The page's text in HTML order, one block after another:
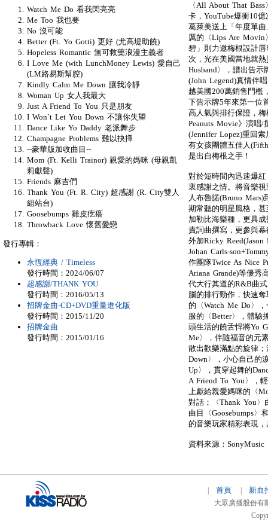
〈All About That
卡，YouTube爆衝10
葛萊美送上「年度單
厲的〈Lips Are Movin
碧」則力邀梅根設計
次，光在美國當地就
Husband〉，譜出告
(John Legend)真情伴
越美國200萬銷售門檻
下告示牌5年來第一位
高人氣與排行保證，
Peanuts Movie》演唱/
(Jennifer Lopez)重回
有女孩團體五佳人
是出自梅根之手！
對於短時間內迅速爆
衷感謝之情。將音樂
人布魯諾(Bruno
期常聽的明星風格，
加勒比海樂種，更具
責詞曲撰寫，更參與
外加Ricky Reed(Jason
Johan Carls-
作團隊Twice As Nice
Ariana Grande)等優秀
代大行其道的R&B曲
腦的排行勁作，快速
的〈Watch Me Do〉
服的〈Better〉，體驗
頭生活的饒舌悍將Yo
Me〉，伴隨福音的元
散出歡樂滿點的旋律
Down〉，小心自己的
Up〉，貫穿起舞的
A Friend To You〉，
上獻給親愛媽咪的〈
對話；〈Thank You
曲目〈Goosebumps〉
的音樂玩家精彩表現
資料來源：SonyMusic
Watch Me Do 看我閃亮亮
Me Too 我也要
No 沒可能
Better (Ft. Yo Gotti) 更好 (尤高堤助饒)
Hopeless Romantic 無可救藥浪漫主義者
I Love Me (with LunchMoney Lewis) 愛自己
(LM路易斯幫腔)
Kindly Calm Me Down 讓我冷靜
Woman Up 女人我最大
Just A Friend To You 只是朋友
I Won`t Let You Down 不讓你失望
Dance Like Yo Daddy 老派舞步
Champagne Problems 難以抉擇
--豪華版加收曲目--
Mom (Ft. Kelli Trainor) 親愛的媽咪 (母親凱
莉獻聲)
Friends 麻吉們
Thank You (Ft. R. City) 超感謝 (R. City雙人
組站台)
Goosebumps 雞皮疙瘩
Throwback Love 懷舊愛戀
發行專輯：
永恆經典 / Timeless
發行時間：2024/06/07
超感謝/THANK YOU
發行時間：2016/05/13
招牌金曲-CD+DVD重量進化版
發行時間：2015/11/20
招牌金曲
發行時間：2015/01/16
首頁 新血
大眾廣播股份有